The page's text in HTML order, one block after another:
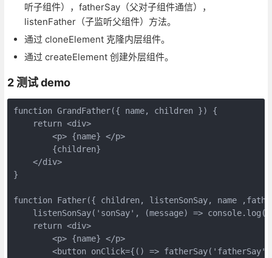
听子组件），fatherSay（父对子组件通信），
listenFather（子监听父组件）方法。
通过 cloneElement 克隆内层组件。
通过 createElement 创建外层组件。
2 测试 demo
function GrandFather({ name, children }) {
    return <div>
        <p> {name} </p>
        {children}
    </div>
}
function Father({ children, listenSonSay, name
listenSonSay('sonSay', (message) =>
    return <div>
        <p> {name} </p>
<button onClick={() =>